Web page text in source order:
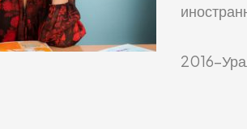
2016-